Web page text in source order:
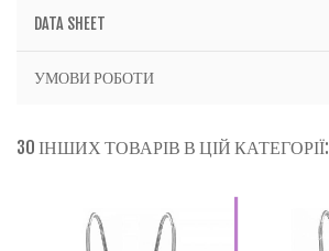
DATA SHEET
УМОВИ РОБОТИ
30 ІНШИХ ТОВАРІВ В ЦІЙ КАТЕГОРІЇ: